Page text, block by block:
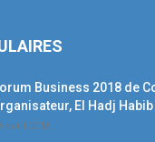
Business 2018 de
El Hadj Habib
avril 2018